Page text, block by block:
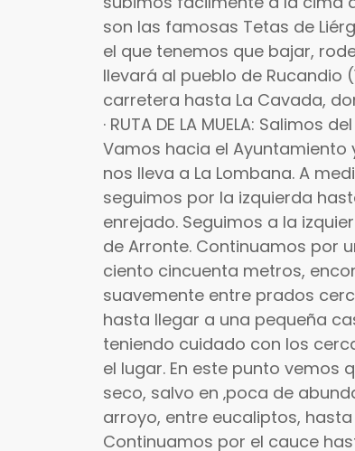
son las famosas Tetas de
el que tenemos que bajar,
llevará al pueblo de Rucandio
carretera hasta La Cavada,
· RUTA DE LA MUELA:
Vamos hacia el
nos lleva a La Lombana. A
seguimos por la izquierda
enrejado. Seguimos a la
de Arronte. Continuamos por
ciento cincuenta metros,
suavemente entre prados
hasta llegar a una pequeña
teniendo cuidado con los
el lugar. En este punto vemos
seco, salvo en ‚poca de
arroyo, entre eucaliptos,
Continuamos por el cauce